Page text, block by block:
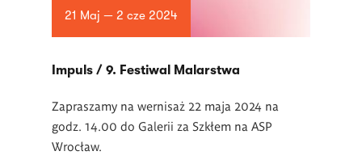
21 Maj — 2 cze 2024
Impuls / 9. Festiwal Malarstwa
Zapraszamy na wernisaż 22 maja 2024 na
godz. 14.00 do Galerii za Szkłem na ASP
Wrocław.